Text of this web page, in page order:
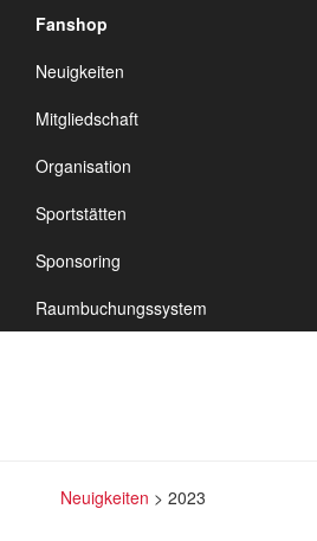
Fanshop
Neuigkeiten
Mitgliedschaft
Organisation
Sportstätten
Sponsoring
Raumbuchungssystem
TSV Vineta
Audorf
Neuigkeiten > 2023